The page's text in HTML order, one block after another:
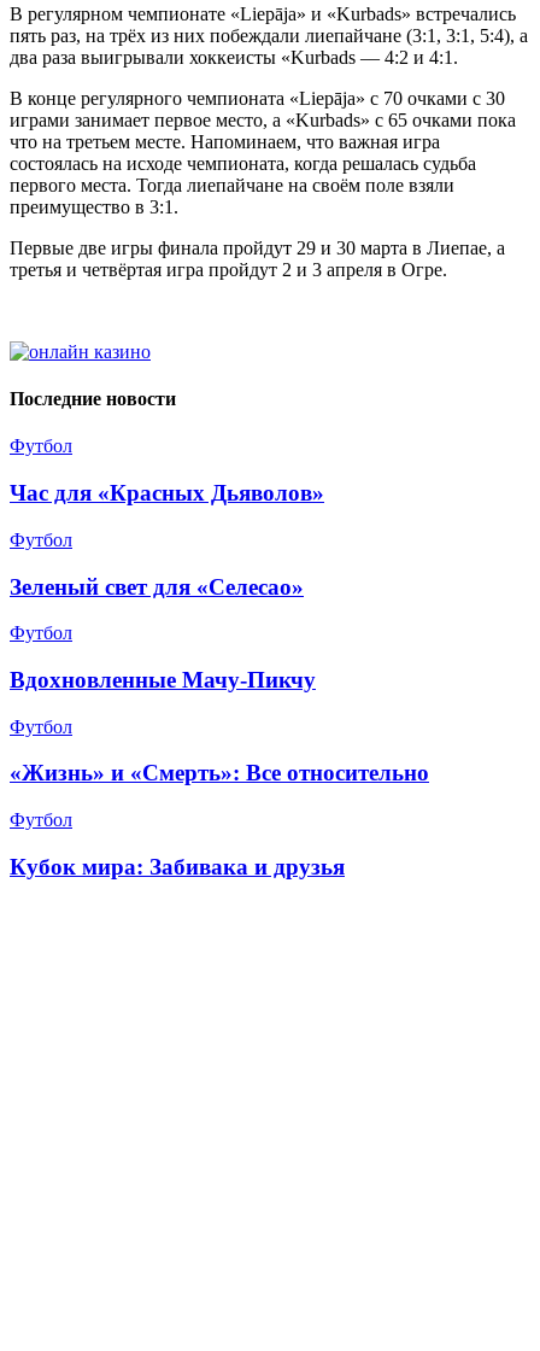
В регулярном чемпионате «Liepāja» и «Kurbads» встречались
пять раз, на трёх из них побеждали лиепайчане (3:1, 3:1, 5:4), а
два раза выигрывали хоккеисты «Kurbads — 4:2 и 4:1.
В конце регулярного чемпионата «Liepāja» с 70 очками с 30
играми занимает первое место, а «Kurbads» с 65 очками пока
что на третьем месте. Напоминаем, что важная игра
состоялась на исходе чемпионата, когда решалась судьба
первого места. Тогда лиепайчане на своём поле взяли
преимущество в 3:1.
Первые две игры финала пройдут 29 и 30 марта в Лиепае, а
третья и четвёртая игра пройдут 2 и 3 апреля в Огре.
Последние новости
Футбол
Час для «Красных Дьяволов»
Футбол
Зеленый свет для «Селесао»
Футбол
Вдохновленные Мачу-Пикчу
Футбол
«Жизнь» и «Смерть»: Все относительно
Футбол
Кубок мира: Забивака и друзья